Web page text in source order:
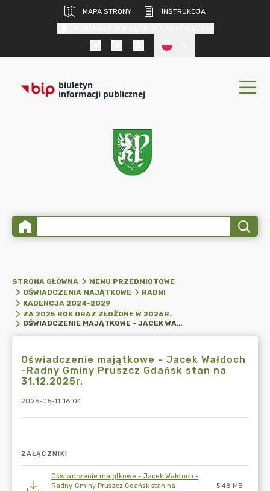
MAPA STRONY
INSTRUKCJA
biuletyn
informacji publicznej
STRONA GŁÓWNA
MENU PRZEDMIOTOWE
OŚWIADCZENIA MAJĄTKOWE
RADNI
KADENCJA 2024-2029
ZA 2025 ROK ORAZ ZŁOŻONE W 2026R.
OŚWIADCZENIE MAJĄTKOWE - JACEK WAŁDOCH -RADNY GMINY PRUSZCZ GDAŃSK STAN NA 31.12.2025R.
Oświadczenie majątkowe - Jacek Wałdoch
-Radny Gminy Pruszcz Gdańsk stan na
31.12.2025r.
2026-05-11 16:04
ZAŁĄCZNIKI
Oświadczenie majątkowe - Jacek Wałdoch -
Radny Gminy Pruszcz Gdańsk stan na
5.48 MB